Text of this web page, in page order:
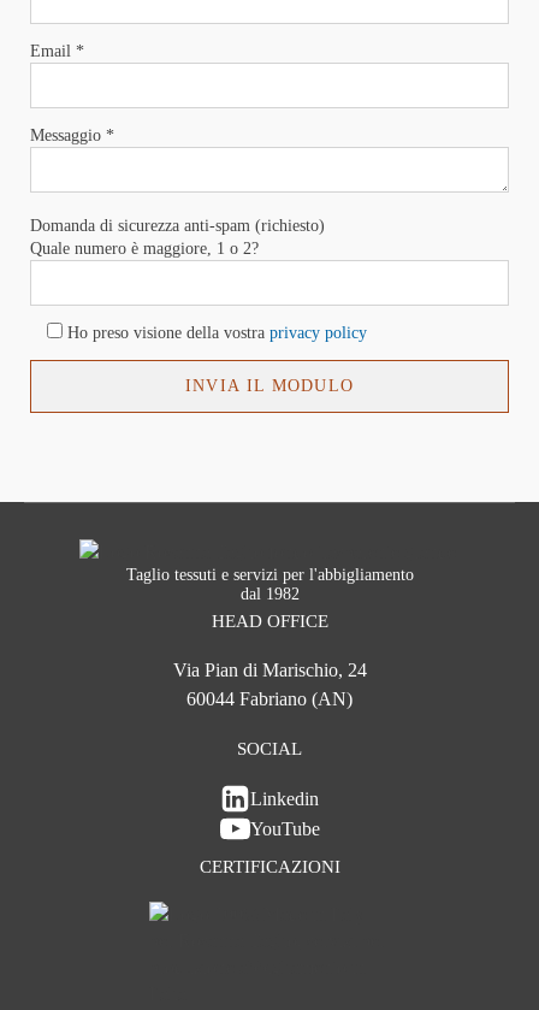
Email *
Messaggio *
Domanda di sicurezza anti-spam (richiesto)
Quale numero è maggiore, 1 o 2?
Ho preso visione della vostra privacy policy
Taglio tessuti e servizi per l'abbigliamento
dal 1982
HEAD OFFICE
Via Pian di Marischio, 24
60044 Fabriano (AN)
SOCIAL
Linkedin
YouTube
CERTIFICAZIONI